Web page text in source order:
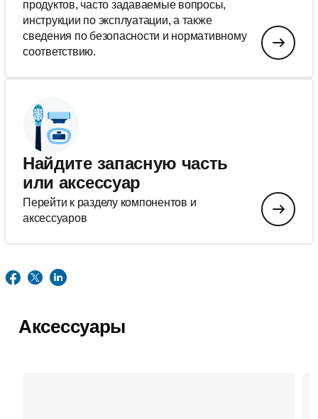
продуктов, часто задаваемые вопросы,
инструкции по эксплуатации, а также
сведения по безопасности и нормативному
соответствию.
Найдите запасную часть
или аксессуар
Перейти к разделу компонентов и
аксессуаров
Аксессуары